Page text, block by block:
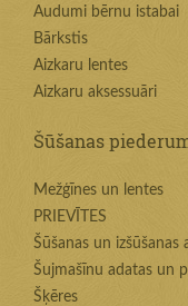
Audumi bērnu istabai
Bārkstis
Aizkaru lentes
Aizkaru aksessuāri
Šūšanas
Mežģīnes un lentes
PRIEVĪTES
Šūšanas un izšūšanas
Šujmašīnu adatas un
Šķēres